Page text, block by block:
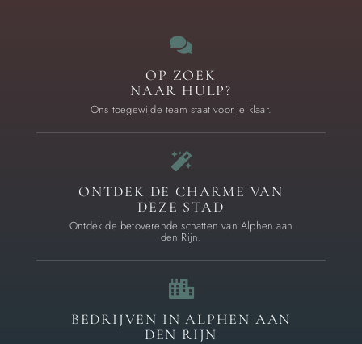
OP ZOEK
NAAR HULP?
Ons toegewijde team staat voor je klaar.
ONTDEK DE CHARME VAN
DEZE STAD
Ontdek de betoverende schatten van Alphen aan
den Rijn.
BEDRIJVEN IN ALPHEN AAN
DEN RIJN